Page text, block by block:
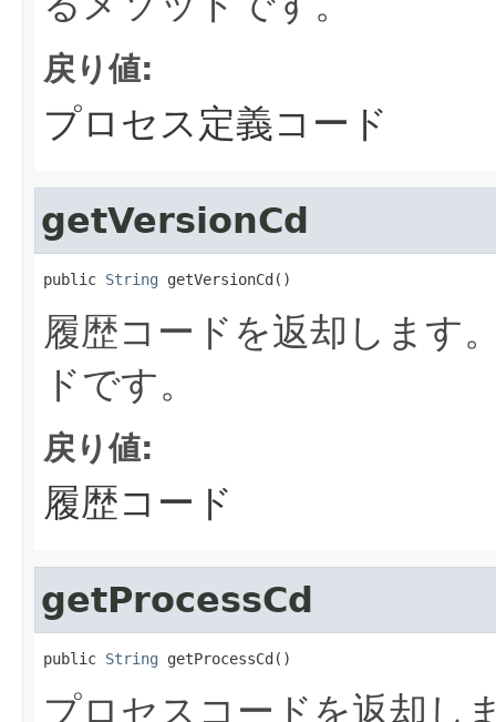
戻り値:
プロセス定義コード
getVersionCd
public String getVersionCd()
履歴コードを返却します
ドです。
戻り値:
履歴コード
getProcessCd
public String getProcessCd()
プロセスコードを返却し